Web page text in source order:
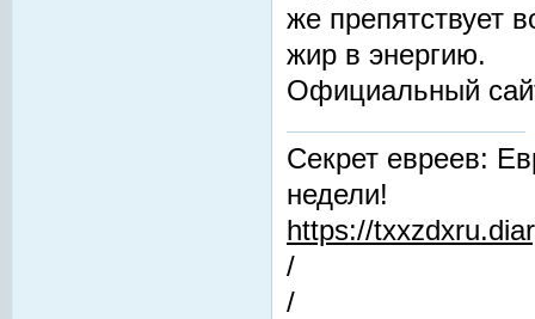
же препятствует
жир в энергию.
Официальный
Секрет евреев:
недели!
https://
/
/